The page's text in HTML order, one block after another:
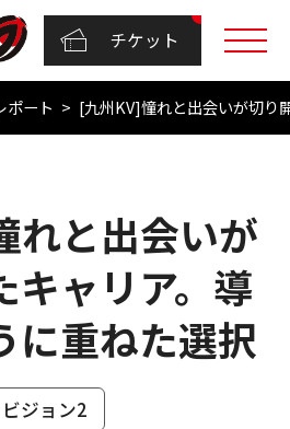
チケット
ポート [九州KV]憧れと出会いが切り
れと出会いが
キャリア。導
に重ねた選択
ジョン2